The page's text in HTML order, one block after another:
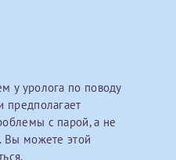
у уролога по поводу
предполагает
с парой, а не
Вы можете этой
на обработку
медицинских услугах